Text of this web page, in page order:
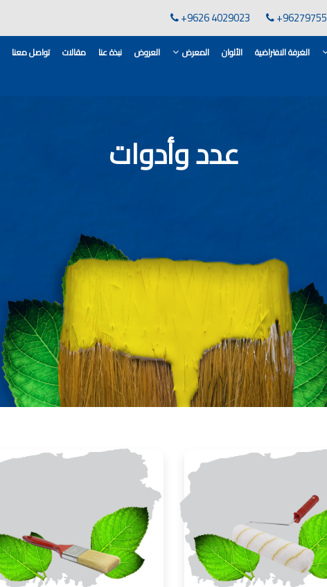
+9626 4029023
الغرفة الافتراضية الألوان المعرض العروض نبذة عنا مقالات تواصل معنا
دهانات فاتحة,
في الاردن
دهان غرفة,
دهانات الاردن,
الدهانات
الداخلية
1994.
للرطوبة,
ضد الرطوبة
دهانات القدس
المباني,
الداخلية
عدد وأدوات